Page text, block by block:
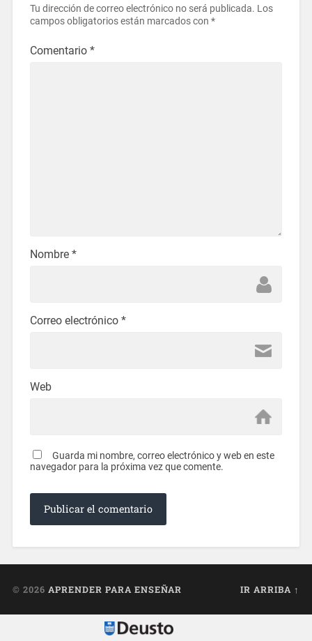
Tu dirección de correo electrónico no será publicada. Los
campos obligatorios están marcados con *
Comentario *
Nombre *
Correo electrónico *
Web
Guarda mi nombre, correo electrónico y web en este
navegador para la próxima vez que comente.
© 2026 APRENDER PARA ENSEÑAR IR ARRIBA ↑